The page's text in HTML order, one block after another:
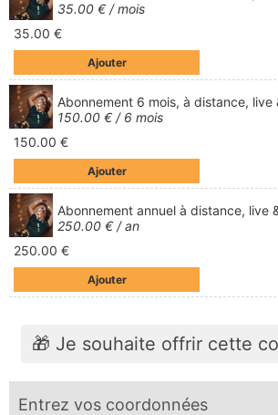
35.00 € / mois
35.00 €
Ajouter
Abonnement 6 mois, à distance, live
150.00 € / 6 mois
150.00 €
Ajouter
Abonnement annuel à distance, live
250.00 € / an
250.00 €
Ajouter
🎁 Je souhaite offrir cette
Entrez vos coordonnées